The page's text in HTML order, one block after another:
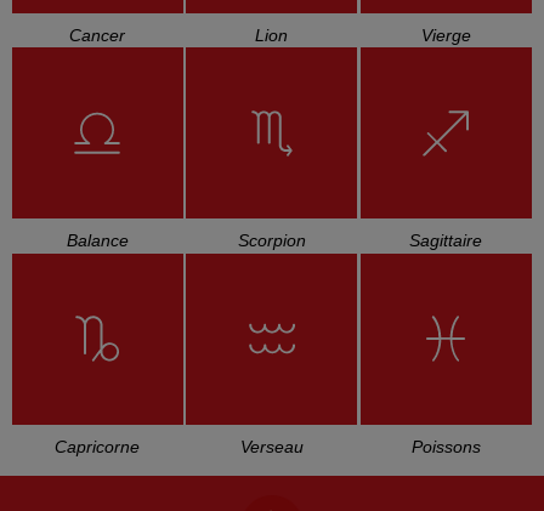
Cancer Lion Vierge
Balance Scorpion Sagittaire
Capricorne Verseau Poissons